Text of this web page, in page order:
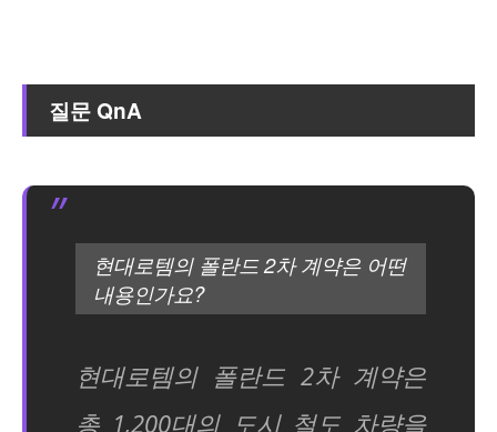
질문 QnA
현대로템의 폴란드 2차 계약은 어떤
내용인가요?
현대로템의 폴란드 2차 계약은
총 1,200대의 도시 철도 차량을